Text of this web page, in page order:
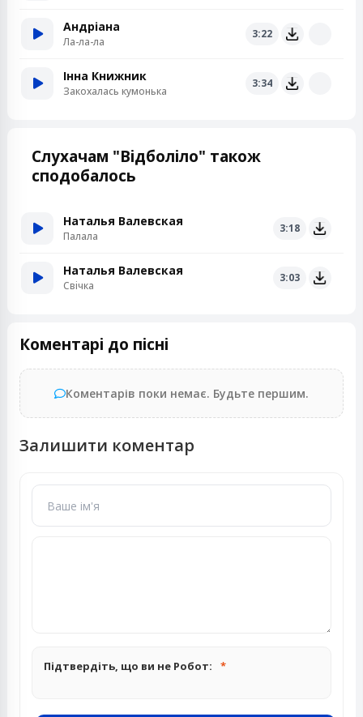
Андріана
Ла-ла-ла
3:22
Інна Книжник
Закохалась кумонька
3:34
Слухачам "Відболіло" також
сподобалось
Наталья Валевская
Палала
3:18
Наталья Валевская
Свiчка
3:03
Коментарі до пісні
Коментарів поки немає. Будьте першим.
Залишити коментар
Підтвердіть, що ви не Робот: